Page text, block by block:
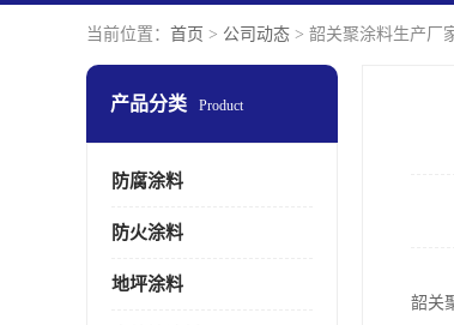
当前位置： 首页 > 公司动态 > 韶关聚涂料生产厂
产品分类 Product
防腐涂料
防火涂料
地坪涂料
韶关